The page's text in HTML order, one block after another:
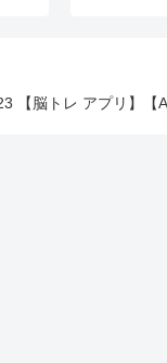
【脳トレ アプリ】【